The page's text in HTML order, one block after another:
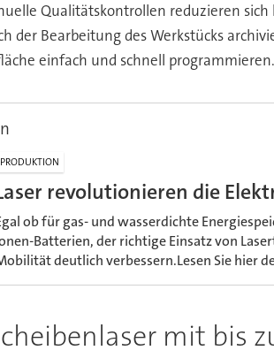
Qualitätskontrollen reduzieren
der Bearbeitung des Werkstücks
einfach und schnell programmieren.
PRODUKTION
revolutionieren die
ob für gas- und wasserdichte
Batterien, der richtige Einsatz von
deutlich verbessern.Lesen Sie hier
mit bis